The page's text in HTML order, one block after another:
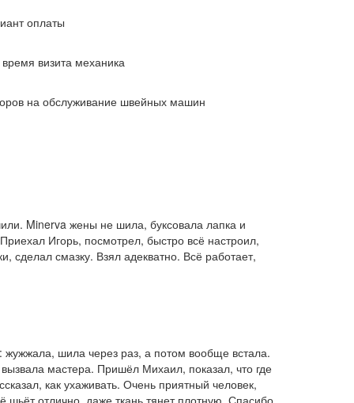
оплаты
визита механика
на обслуживание швейных машин
Minerva жены не шила, буксовала лапка и
Игорь, посмотрел, быстро всё настроил,
сделал смазку. Взял адекватно. Всё работает,
шила через раз, а потом вообще встала.
мастера. Пришёл Михаил, показал, что где
как ухаживать. Очень приятный человек,